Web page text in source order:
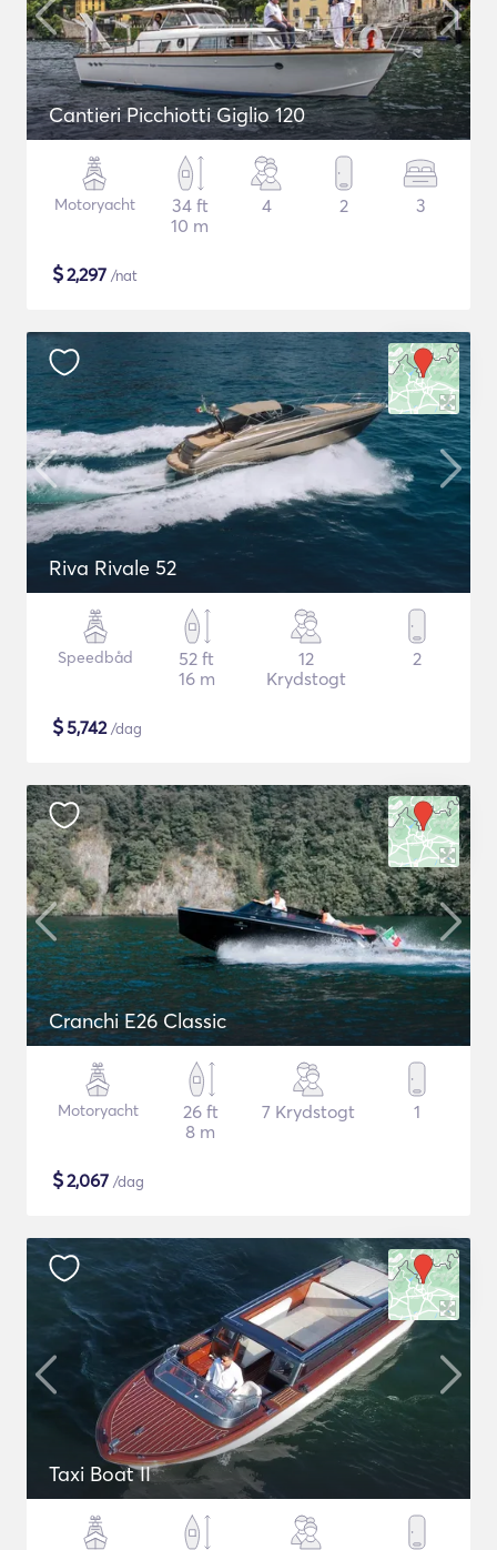
Cantieri Picchiotti Giglio 120
Motoryacht
34 ft
10 m
4 2 3
$2,297 /nat
Riva Rivale 52
Speedbåd
52 ft
16 m
12
Krydstogt
2
$5,742/dag
Cranchi E26 Classic
Motoryacht
26 ft
8 m
7 Krydstogt 1
$2,067 /dag
Taxi Boat II